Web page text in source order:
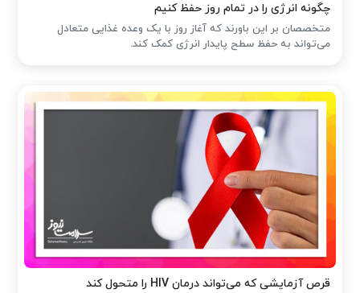
چگونه انرژی را در تمام روز حفظ کنیم
متخصصان بر این باورند که آغاز روز با یک وعده غذایی متعادل
می‌تواند به حفظ سطح پایدار انرژی کمک کند.
قرص آزمایشی که می‌تواند درمان HIV را متحول کند